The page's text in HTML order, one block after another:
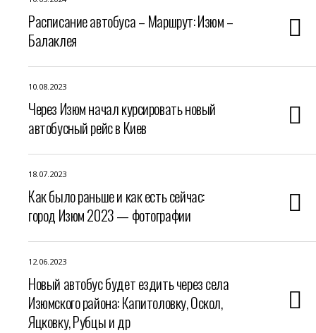
Расписание автобуса – Маршрут: Изюм –
Балаклея
10.08.2023
Через Изюм начал курсировать новый
автобусный рейс в Киев
18.07.2023
Как было раньше и как есть сейчас:
город Изюм 2023 — фотографии
12.06.2023
Новый автобус будет ездить через села
Изюмского района: Капитоловку, Оскол,
Яцковку, Рубцы и др